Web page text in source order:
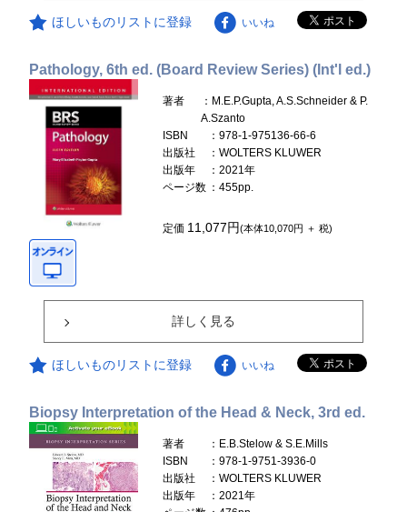
ほしいものリストに登録 いいね
Pathology, 6th ed. (Board Review Series) (Int'l ed.)
著者
：M.E.P.Gupta, A.S.Schneider & P.
A.Szanto
ISBN
：978-1-975136-66-6
出版社
：WOLTERS KLUWER
出版年
：2021年
ページ数 ：455pp.
定価 11,077円(本体10,070円 ＋ 税)
詳しく見る
ほしいものリストに登録 いいね
Biopsy Interpretation of the Head & Neck, 3rd ed.
著者
：E.B.Stelow & S.E.Mills
ISBN
：978-1-9751-3936-0
出版社
：WOLTERS KLUWER
出版年
：2021年